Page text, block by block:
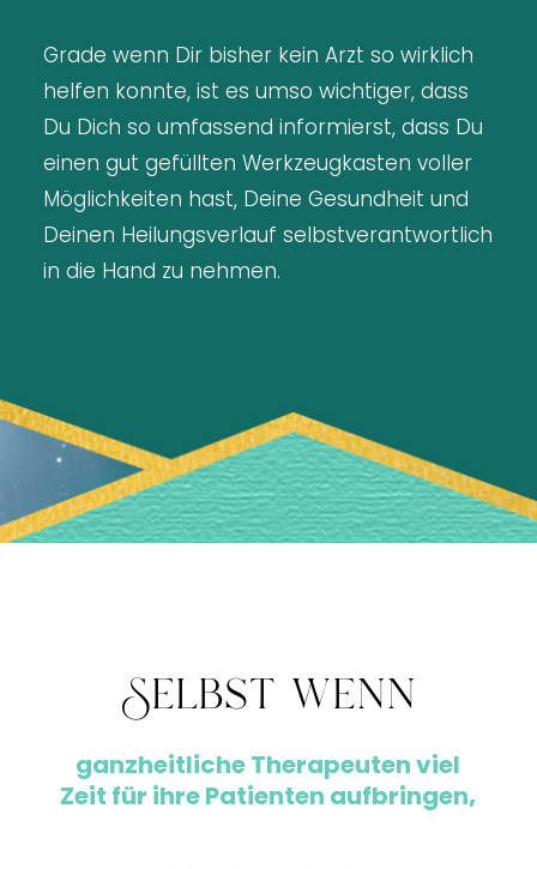
Grade wenn Dir bisher kein Arzt so wirklich
helfen konnte, ist es umso wichtiger, dass
Du Dich so umfassend informierst, dass Du
einen gut gefüllten Werkzeugkasten voller
Möglichkeiten hast, Deine Gesundheit und
Deinen Heilungsverlauf selbstverantwortlich
in die Hand zu nehmen.
Selbst wenn
ganzheitliche Therapeuten viel
Zeit für ihre Patienten aufbringen,